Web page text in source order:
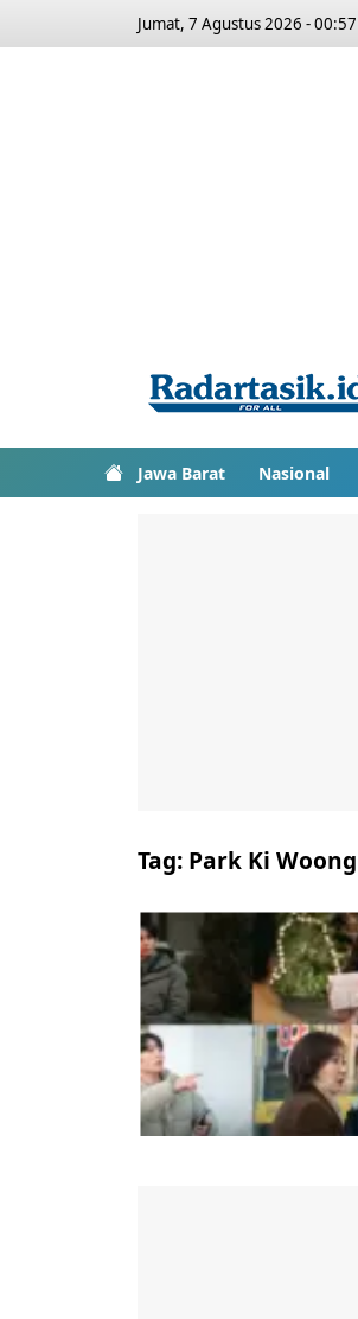
Jumat, 7 Agustus 2026 - 00:57
Jawa Barat Nasional
Tag: Park Ki Woong